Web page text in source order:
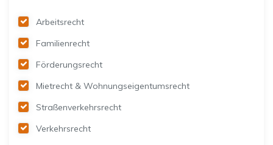
Arbeitsrecht
Familienrecht
Förderungsrecht
Mietrecht & Wohnungseigentumsrecht
Straßenverkehrsrecht
Verkehrsrecht